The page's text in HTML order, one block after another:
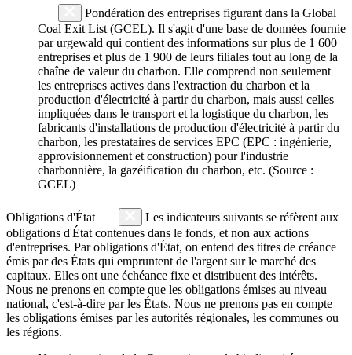
Pondération des entreprises figurant dans la Global
Coal Exit List (GCEL). Il s'agit d'une base de données fournie
par urgewald qui contient des informations sur plus de 1 600
entreprises et plus de 1 900 de leurs filiales tout au long de la
chaîne de valeur du charbon. Elle comprend non seulement
les entreprises actives dans l'extraction du charbon et la
production d'électricité à partir du charbon, mais aussi celles
impliquées dans le transport et la logistique du charbon, les
fabricants d'installations de production d'électricité à partir du
charbon, les prestataires de services EPC (EPC : ingénierie,
approvisionnement et construction) pour l'industrie
charbonnière, la gazéification du charbon, etc. (Source :
GCEL)
Obligations d'État
Les indicateurs suivants se réfèrent aux
obligations d'État contenues dans le fonds, et non aux actions
d'entreprises. Par obligations d'État, on entend des titres de créance
émis par des États qui empruntent de l'argent sur le marché des
capitaux. Elles ont une échéance fixe et distribuent des intérêts.
Nous ne prenons en compte que les obligations émises au niveau
national, c'est-à-dire par les États. Nous ne prenons pas en compte
les obligations émises par les autorités régionales, les communes ou
les régions.